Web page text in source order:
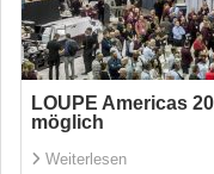
LOUPE Americas
möglich
Weiterlesen